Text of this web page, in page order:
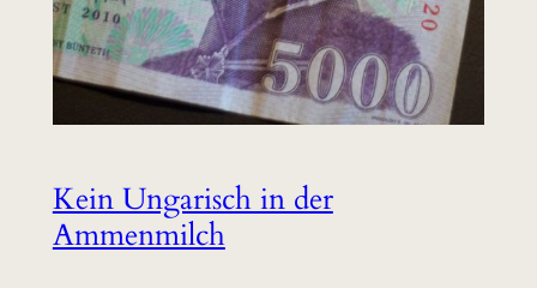
Kein Ungarisch in der
Ammenmilch